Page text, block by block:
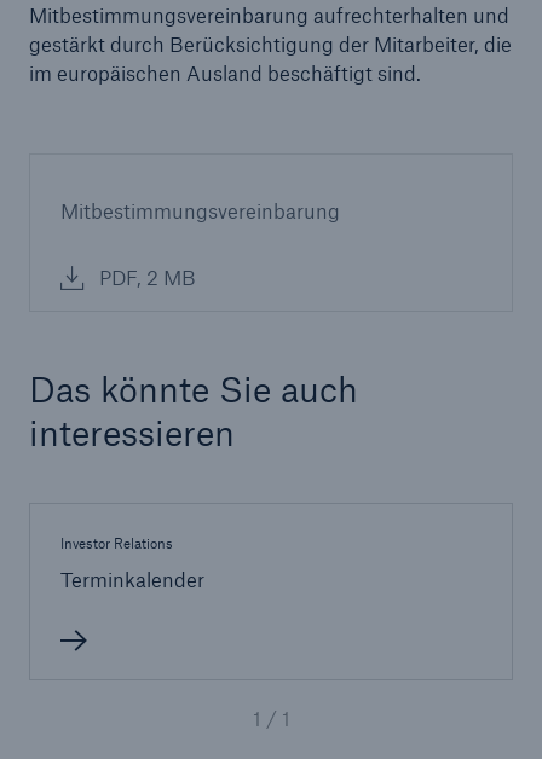
Mitbestimmungsvereinbarung aufrechterhalten und
gestärkt durch Berücksichtigung der Mitarbeiter, die
im europäischen Ausland beschäftigt sind.
Mitbestimmungsvereinbarung
PDF, 2 MB
Das könnte Sie auch
interessieren
Investor Relations
Terminkalender
1 / 1